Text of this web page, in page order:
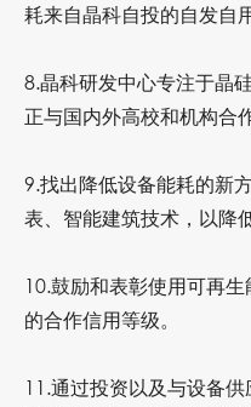
耗来自晶科自投的自发自
8.晶科研发中心专注于晶
正与国内外高校和机构合
9.找出降低设备能耗的新
表、智能建筑技术，以降
10.鼓励和表彰使用可再
的合作信用等级。
11.通过投资以及与设备